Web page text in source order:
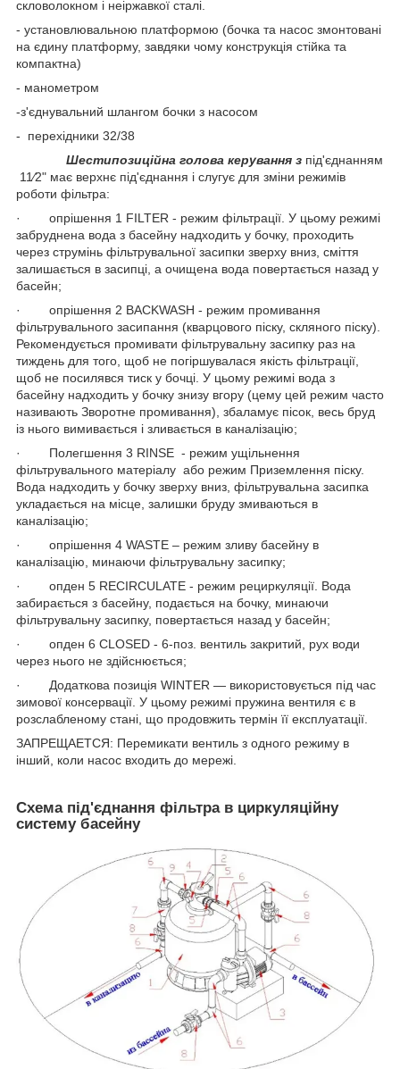
скловолокном і неіржавкої сталі.
- установлювальною платформою (бочка та насос змонтовані
на єдину платформу, завдяки чому конструкція стійка та
компактна)
- манометром
-з'єднувальний шлангом бочки з насосом
- перехідники 32/38
Шестипозиційна голова керування з під'єднанням
11⁄2" має верхнє під'єднання і слугує для зміни режимів
роботи фільтра:
· опрішення 1 FILTER - режим фільтрації. У цьому режимі
забруднена вода з басейну надходить у бочку, проходить
через струмінь фільтрувальної засипки зверху вниз, сміття
залишається в засипці, а очищена вода повертається назад у
басейн;
· опрішення 2 BACKWASH - режим промивання
фільтрувального засипання (кварцового піску, скляного піску).
Рекомендується промивати фільтрувальну засипку раз на
тиждень для того, щоб не погіршувалася якість фільтрації,
щоб не посилявся тиск у бочці. У цьому режимі вода з
басейну надходить у бочку знизу вгору (цему цей режим часто
називають Зворотне промивання), збаламує пісок, весь бруд
із нього вимивається і зливається в каналізацію;
· Полегшення 3 RINSE - режим ущільнення
фільтрувального матеріалу або режим Приземлення піску.
Вода надходить у бочку зверху вниз, фільтрувальна засипка
укладається на місце, залишки бруду змиваються в
каналізацію;
· опрішення 4 WASTE – режим зливу басейну в
каналізацію, минаючи фільтрувальну засипку;
· опден 5 RECIRCULATE - режим рециркуляції. Вода
забирається з басейну, подається на бочку, минаючи
фільтрувальну засипку, повертається назад у басейн;
· опден 6 CLOSED - 6-поз. вентиль закритий, рух води
через нього не здійснюється;
· Додаткова позиція WINTER — використовується під час
зимової консервації. У цьому режимі пружина вентиля є в
розслабленому стані, що продовжить термін її експлуатації.
ЗАПРЕЩАЕТСЯ: Перемикати вентиль з одного режиму в
інший, коли насос входить до мережі.
Схема під'єднання фільтра в циркуляційну
систему басейну